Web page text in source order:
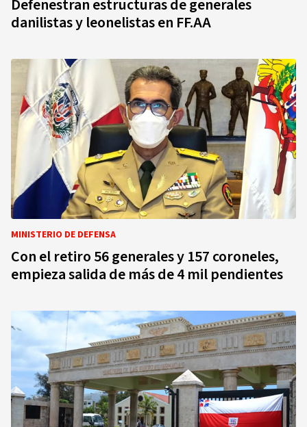
Defenestran estructuras de generales
danilistas y leonelistas en FF.AA
MINISTERIO DE DEFENSA
Con el retiro 56 generales y 157 coroneles,
empieza salida de más de 4 mil pendientes